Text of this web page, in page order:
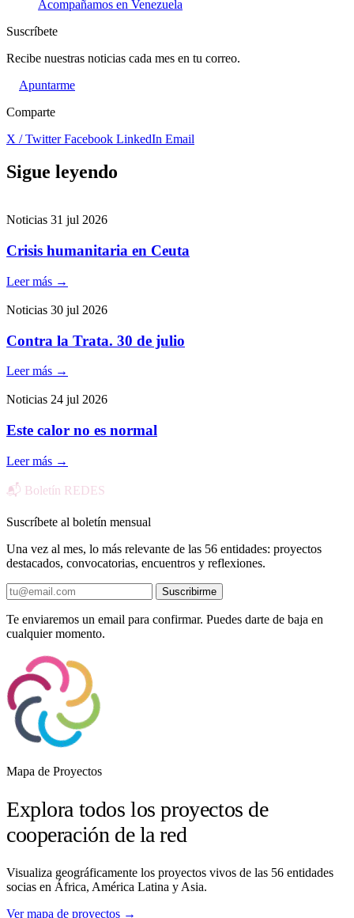
Acompañamos en Venezuela
Suscríbete
Recibe nuestras noticias cada mes en tu correo.
Apuntarme
Comparte
X / TwitterFacebook LinkedIn Email
Sigue leyendo
Noticias 31 jul 2026
Crisis humanitaria en Ceuta
Leer más →
Noticias 30 jul 2026
Contra la Trata. 30 de julio
Leer más →
Noticias 24 jul 2026
Este calor no es normal
Leer más →
📬 Boletín REDES
Suscríbete al boletín mensual
Una vez al mes, lo más relevante de las 56 entidades: proyectos
destacados, convocatorias, encuentros y reflexiones.
Suscribirme
Te enviaremos un email para confirmar. Puedes darte de baja en
cualquier momento.
Mapa de Proyectos
Explora todos los proyectos de
cooperación de la red
Visualiza geográficamente los proyectos vivos de las 56 entidades
socias en África, América Latina y Asia.
Ver mapa de proyectos →